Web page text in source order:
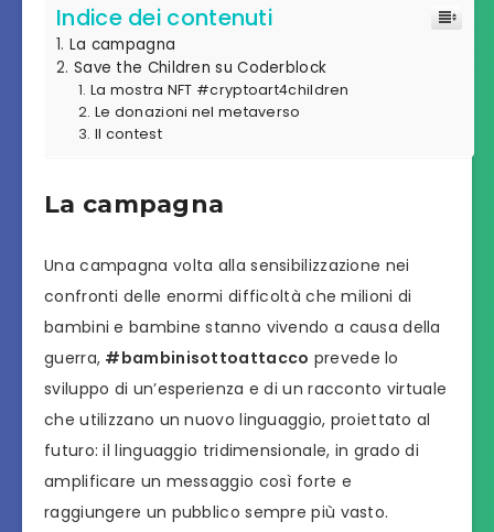
Indice dei contenuti
La campagna
Save the Children su Coderblock
La mostra NFT #cryptoart4children
Le donazioni nel metaverso
Il contest
La campagna
Una campagna volta alla sensibilizzazione nei
confronti delle enormi difficoltà che milioni di
bambini e bambine stanno vivendo a causa della
guerra, #bambinisottoattacco prevede lo
sviluppo di un’esperienza e di un racconto virtuale
che utilizzano un nuovo linguaggio, proiettato al
futuro: il linguaggio tridimensionale, in grado di
amplificare un messaggio così forte e
raggiungere un pubblico sempre più vasto.